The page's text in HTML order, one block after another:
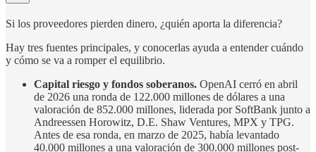
Si los proveedores pierden dinero, ¿quién aporta la diferencia?
Hay tres fuentes principales, y conocerlas ayuda a entender cuándo
y cómo se va a romper el equilibrio.
Capital riesgo y fondos soberanos. OpenAI cerró en abril
de 2026 una ronda de 122.000 millones de dólares a una
valoración de 852.000 millones, liderada por SoftBank junto a
Andreessen Horowitz, D.E. Shaw Ventures, MPX y TPG.
Antes de esa ronda, en marzo de 2025, había levantado
40.000 millones a una valoración de 300.000 millones post-